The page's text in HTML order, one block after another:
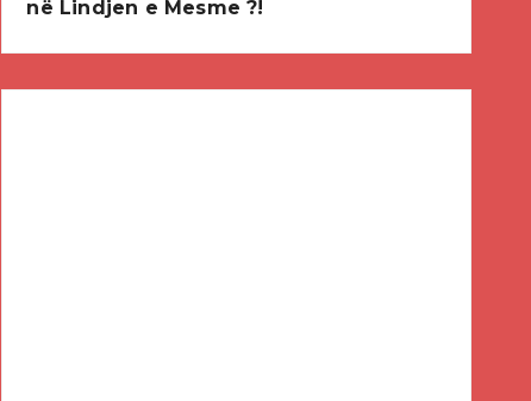
në Lindjen e Mesme ?!